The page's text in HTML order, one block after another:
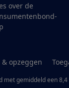
over de
opzeggen
met gemiddeld een 8,4